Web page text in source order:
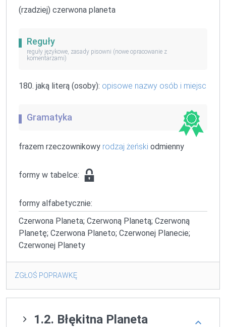
(rzadziej) czerwona planeta
Reguły
reguły językowe, zasady pisowni (nowe opracowanie z
komentarzami)
180. jaką literą (osoby): opisowe nazwy osób i miejsc
Gramatyka
frazem rzeczownikowy rodzaj żeński odmienny
formy w tabelce:
formy alfabetycznie:
Czerwona Planeta; Czerwoną Planetą; Czerwoną
Planetę; Czerwona Planeto; Czerwonej Planecie;
Czerwonej Planety
ZGŁOŚ POPRAWKĘ
1.2. Błękitna Planeta